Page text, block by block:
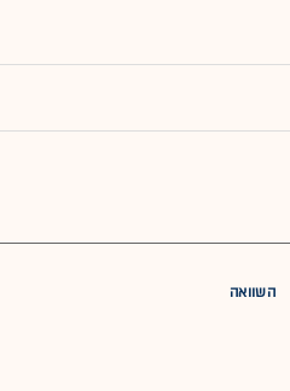
השוואה